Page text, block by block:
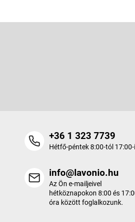
+36 1 323 7739
Hétfő-péntek 8:00-tól 17:00-
info@lavonio.hu
Az Ön e-mailjeivel
hétköznapokon 8:00 és
óra között foglalkozunk.